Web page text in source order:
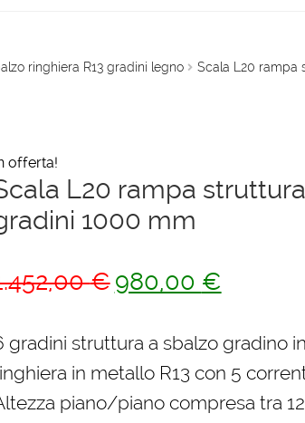
ringhiera R13 gradini legno Scala L20 rampa
offerta!
L20 rampa
1000 mm
€ Il
originale
era:
1.452,00 €.
980,00 €
attuale
è:
980,00 €.
gradini struttura a sbalzo gradino
in metallo R13 con 5
piano/piano compresa tra